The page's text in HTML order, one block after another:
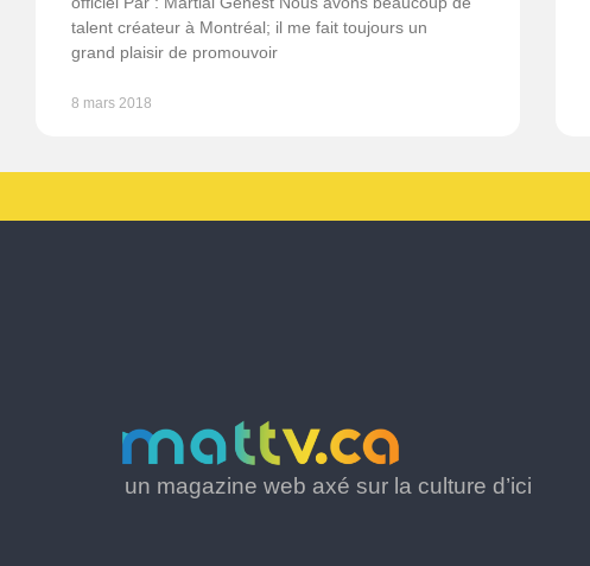
talent créateur à Montréal; il me fait toujours un
grand plaisir de promouvoir
8 mars 2018
un magazine web axé sur la culture d’ici